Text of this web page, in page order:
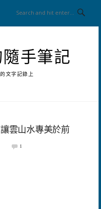
手筆記
文字記錄上
雲山水專美於前
1